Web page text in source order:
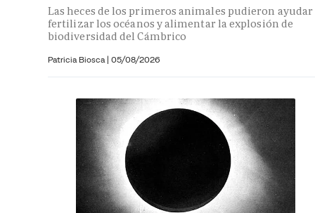
Las heces de los primeros animales pudieron ayudar
fertilizar los océanos y alimentar la explosión de
biodiversidad del Cámbrico
Patricia Biosca | 05/08/2026